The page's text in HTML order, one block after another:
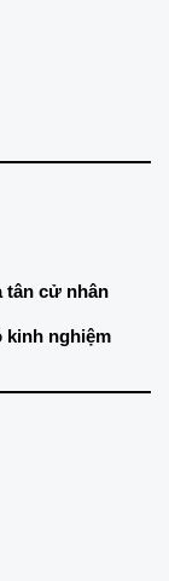
tân cử nhân
kinh nghiệm